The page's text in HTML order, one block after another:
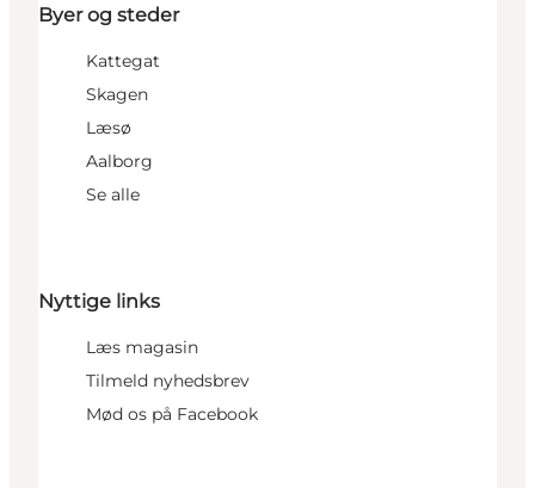
Byer og steder
Kattegat
Skagen
Læsø
Aalborg
Se alle
Nyttige links
Læs magasin
Tilmeld nyhedsbrev
Mød os på Facebook